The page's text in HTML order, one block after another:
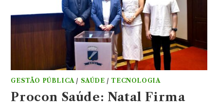
GESTÃO PÚBLICA / SAÚDE /TECNOLOGIA
Procon Saúde: Natal Firma